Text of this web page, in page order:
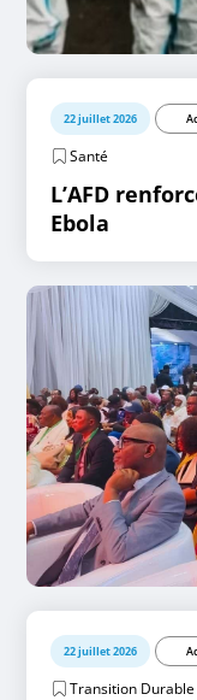
22 juillet 2026
Santé
L’AFD
Ebola
22 juillet 2026
Transition Durable